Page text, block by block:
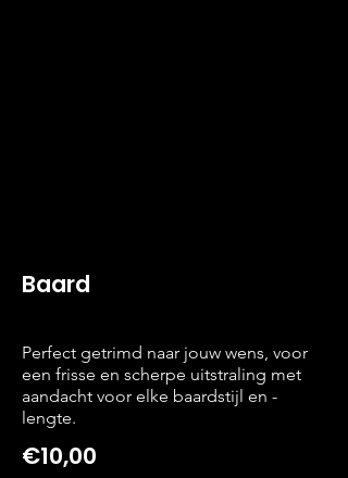
Baard
Perfect getrimd naar jouw wens, voor
een frisse en scherpe uitstraling met
aandacht voor elke baardstijl en -
lengte.
€10,00